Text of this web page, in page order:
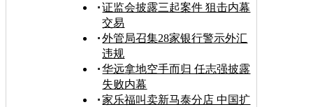
证监会披露三起案件 狙击内幕
交易
外管局召集28家银行警示外汇
违规
华远拿地空手而归 任志强披露
失败内幕
家乐福叫卖新马泰分店 中国扩